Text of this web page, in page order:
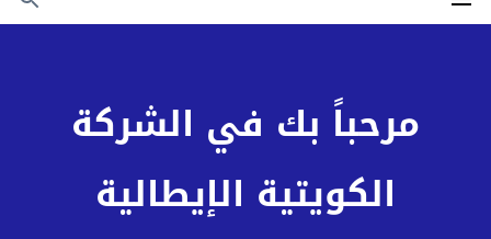
القائمة
بحث
مرحباً بك في الشركة
الكويتية الإيطالية